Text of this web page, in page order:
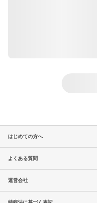
はじめての方へ
よくある質問
運営会社